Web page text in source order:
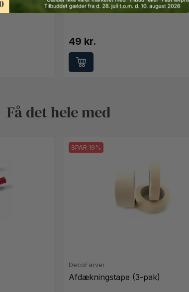
Rullespand 18 cm
49 kr.
Få det hele med
SPAR 19%
DecoFarver
Afdækningstape (3-pak)